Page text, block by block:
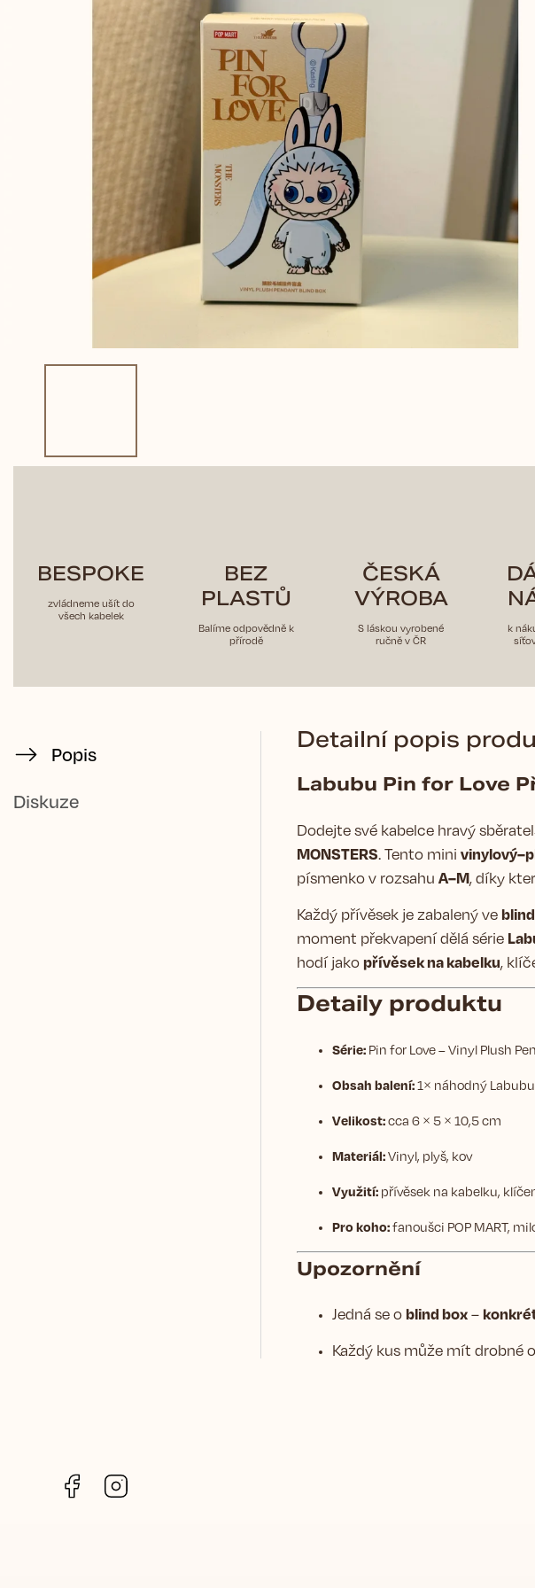
BESPOKE
zvládneme ušít do
všech kabelek
BEZ
PLASTŮ
Balíme odpovědně k
přírodě
ČESKÁ
VÝROBA
S láskou vyrobené
ručně v ČR
k
Popis
Diskuze
Detailní popis
Labubu Pin for Love
Dodejte své kabelce hravý
MONSTERS. Tento mini
písmenko v rozsahu A–M, díky
Každý přívěsek je zabalený ve
moment překvapení dělá série
hodí jako přívěsek na kabelku,
Detaily produktu
Série: Pin for Love – Vinyl Plush
Obsah balení:1× náhodný
Velikost:cca 6 × 5 × 10,5 cm
Materiál:Vinyl, plyš, kov
Využití: přívěsek na kabelku,
Pro koho:fanoušci POP MART,
Upozornění
Jedná se o blind box–
Každý kus může mít drobné
Facebook